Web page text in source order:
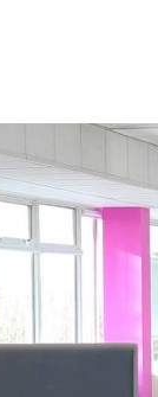
appareils high-